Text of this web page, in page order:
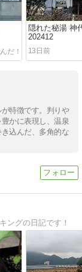
隠れた秘湯 神
202412
13日前
特徴です。判りや
かに表現し、温泉
込んだ、多角的な
ングの日記です！